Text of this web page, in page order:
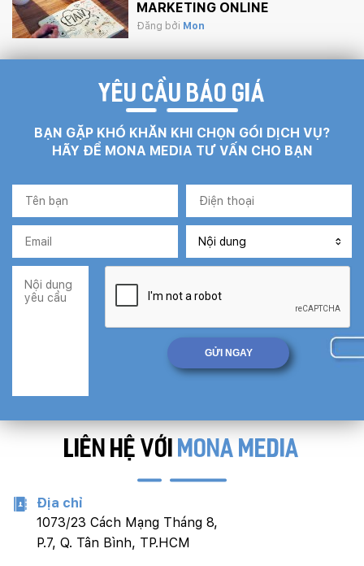
MARKETING ONLINE
Đăng bởi Mon
YÊU CẦU BÁO GIÁ
BẠN GẶP KHÓ KHĂN KHI CHỌN GÓI DỊCH VỤ?
HÃY ĐỂ MONA MEDIA TƯ VẤN CHO BẠN
LIÊN HỆ VỚI MONA MEDIA
Địa chỉ
1073/23 Cách Mạng Tháng 8,
P.7, Q. Tân Bình, TP.HCM